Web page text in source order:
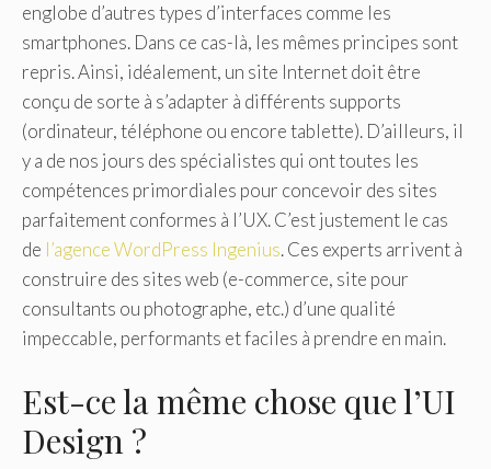
englobe d’autres types d’interfaces comme les
smartphones. Dans ce cas-là, les mêmes principes sont
repris. Ainsi, idéalement, un site Internet doit être
conçu de sorte à s’adapter à différents supports
(ordinateur, téléphone ou encore tablette). D’ailleurs, il
y a de nos jours des spécialistes qui ont toutes les
compétences primordiales pour concevoir des sites
parfaitement conformes à l’UX. C’est justement le cas
de l’agence WordPress Ingenius. Ces experts arrivent à
construire des sites web (e-commerce, site pour
consultants ou photographe, etc.) d’une qualité
impeccable, performants et faciles à prendre en main.
Est-ce la même chose que l’UI
Design ?